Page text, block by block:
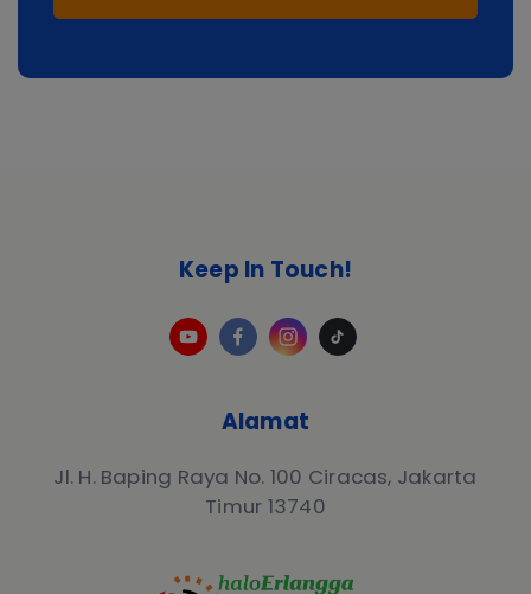
Alamat
Jl. H. Baping Raya No. 100 Ciracas, Jakarta
Timur 13740
Keep In Touch!